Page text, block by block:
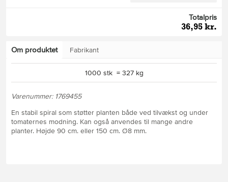
Totalpris
36,95 kr.
Om produktet Fabrikant
1000 stk = 327 kg
Varenummer: 1769455
En stabil spiral som støtter planten både ved tilvækst og under
tomaternes modning. Kan også anvendes til mange andre
planter. Højde 90 cm. eller 150 cm. Ø8 mm.